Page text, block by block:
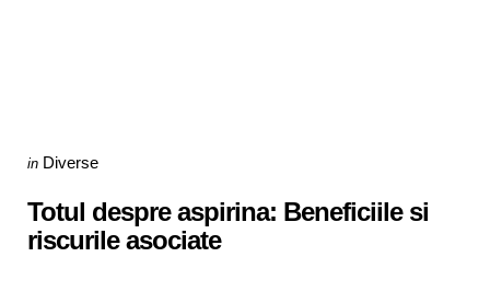
Categories
Posted
in Diverse
Totul despre aspirina: Beneficiile si
riscurile asociate